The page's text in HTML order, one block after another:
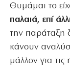
Θυμάμαι το
παλαιά, επί
την παράταξη
κάνουν
μάλλον για τις